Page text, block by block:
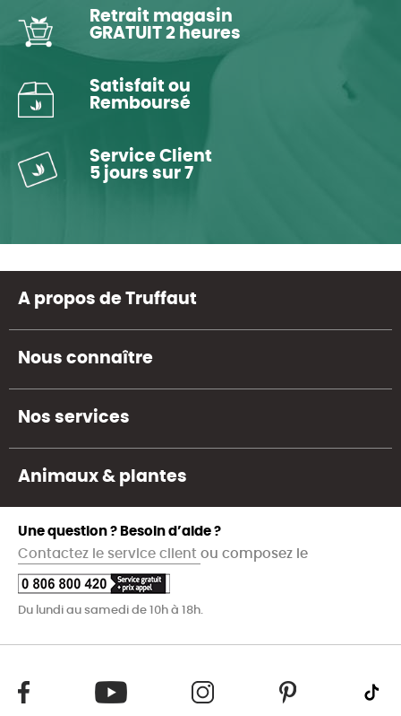
Retrait magasin
GRATUIT 2 heures
Satisfait ou
Remboursé
Service Client
5 jours sur 7
A propos de Truffaut
Nous connaître
Nos services
Animaux & plantes
Une question ? Besoin d’aide ?
Contactez le service client ou composez le
Du lundi au samedi de 10h à 18h.